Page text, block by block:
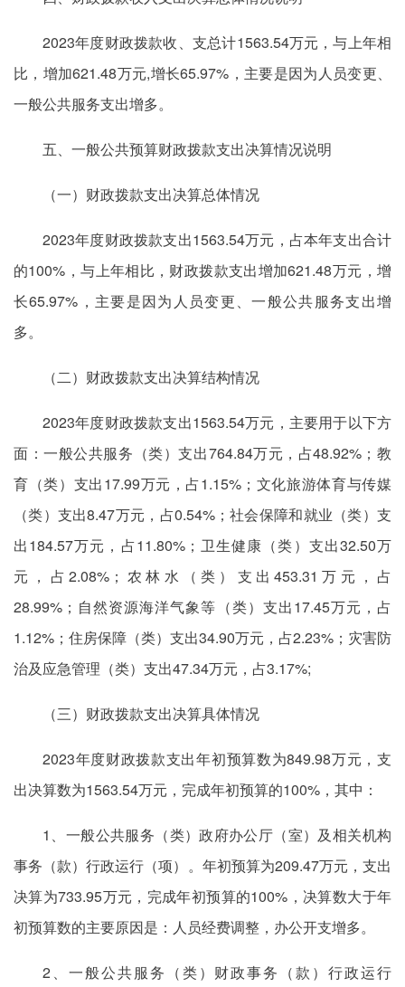
2023年度财政拨款收、支总计1563.54万元，与上年相
比，增加621.48万元,增长65.97%，主要是因为人员变更、
一般公共服务支出增多。
五、一般公共预算财政拨款支出决算情况说明
（一）财政拨款支出决算总体情况
2023年度财政拨款支出1563.54万元，占本年支出合计
的100%，与上年相比，财政拨款支出增加621.48万元，增
长65.97%，主要是因为人员变更、一般公共服务支出增
多。
（二）财政拨款支出决算结构情况
2023年度财政拨款支出1563.54万元，主要用于以下方
面：一般公共服务（类）支出764.84万元，占48.92%；教
育（类）支出17.99万元，占1.15%；文化旅游体育与传媒
（类）支出8.47万元，占0.54%；社会保障和就业（类）支
出184.57万元，占11.80%；卫生健康（类）支出32.50万
元，占2.08%；农林水（类）支出453.31万元，占
28.99%；自然资源海洋气象等（类）支出17.45万元，占
1.12%；住房保障（类）支出34.90万元，占2.23%；灾害防
治及应急管理（类）支出47.34万元，占3.17%;
（三）财政拨款支出决算具体情况
2023年度财政拨款支出年初预算数为849.98万元，支
出决算数为1563.54万元，完成年初预算的100%，其中：
1、一般公共服务（类）政府办公厅（室）及相关机构
事务（款）行政运行（项）。年初预算为209.47万元，支出
决算为733.95万元，完成年初预算的100%，决算数大于年
初预算数的主要原因是：人员经费调整，办公开支增多。
2、一般公共服务（类）财政事务（款）行政运行